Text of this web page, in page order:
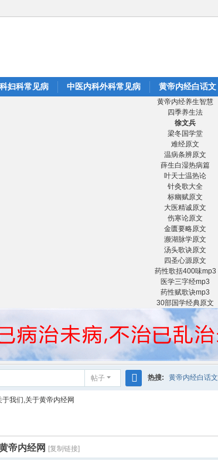
妇科常见病 中医内科外科常见病 黄帝内经白话文
黄帝内经养生智慧
四季养生法
徐文兵
梁冬国学堂
难经原文
温病条辨原文
薛生白湿热病篇
叶天士温热论
针灸歌大全
标幽赋原文
大医精诚原文
伤寒论原文
金匮要略原文
濒湖脉学原文
汤头歌诀原文
四圣心源原文
药性歌括400味mp3
医学三字经mp3
药性赋歌诀mp3
30部国学经典原文
帖子 热搜: 黄帝内经白话文
于我们,关于黄帝内经网
帝内经网 [复制链接]